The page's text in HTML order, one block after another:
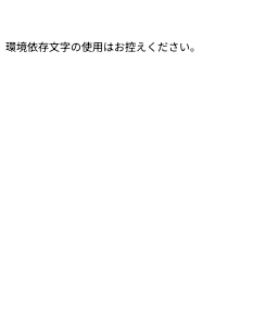
境依存文字の使用はお控えください。​